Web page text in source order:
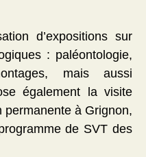
d’expositions sur
: paléontologie,
mais aussi
également la visite
à Grignon,
de SVT des